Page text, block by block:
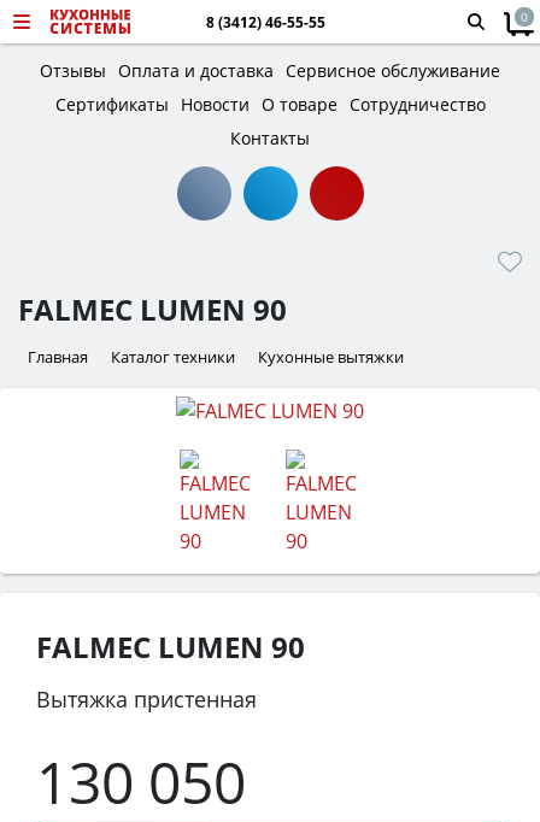
8 (3412) 46-55-55 0
Отзывы Оплата и доставка Сервисное обслуживание
Сертификаты
Новости О товаре Сотрудничество
Контакты
FALMEC LUMEN 90
Главная Каталог техники Кухонные вытяжки
FALMEC LUMEN 90
Вытяжка пристенная
130 050